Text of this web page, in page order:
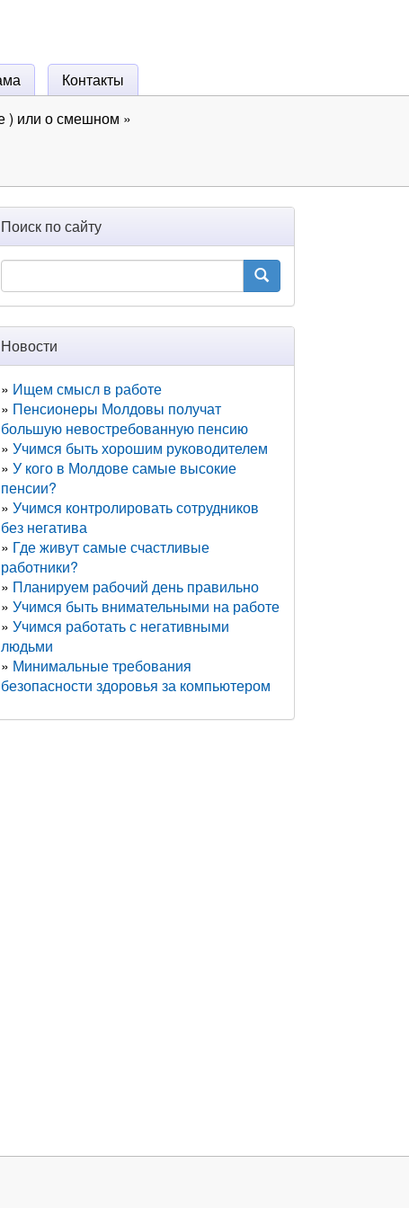
Контакты
) или о смешном »
Поиск по сайту
Новости
Ищем смысл в работе
Пенсионеры Молдовы получат
большую невостребованную пенсию
Учимся быть хорошим руководителем
У кого в Молдове самые высокие
пенсии?
Учимся контролировать сотрудников
без негатива
Где живут самые счастливые
работники?
Планируем рабочий день правильно
Учимся быть внимательными на работе
Учимся работать с негативными
людьми
Минимальные требования
безопасности здоровья за компьютером